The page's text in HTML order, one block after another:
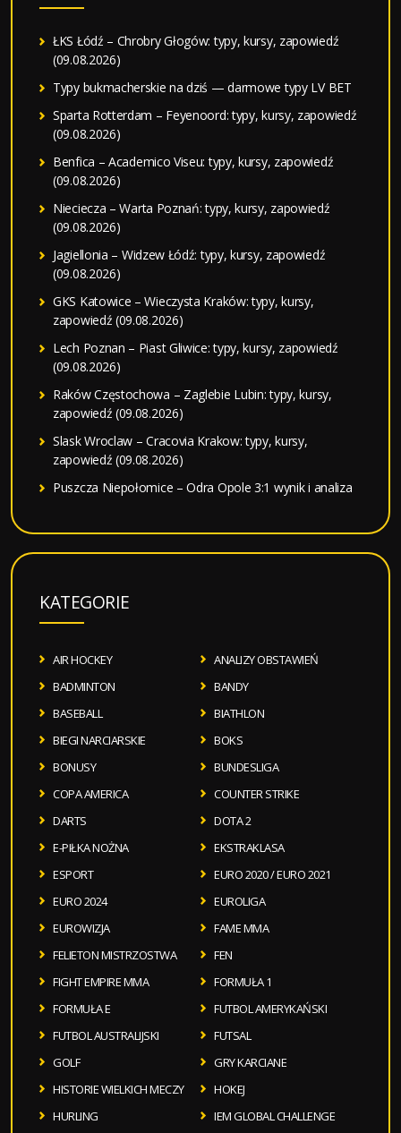
ŁKS Łódź – Chrobry Głogów: typy, kursy, zapowiedź
(09.08.2026)
Typy bukmacherskie na dziś — darmowe typy LV BET
Sparta Rotterdam – Feyenoord: typy, kursy, zapowiedź
(09.08.2026)
Benfica – Academico Viseu: typy, kursy, zapowiedź
(09.08.2026)
Nieciecza – Warta Poznań: typy, kursy, zapowiedź
(09.08.2026)
Jagiellonia – Widzew Łódź: typy, kursy, zapowiedź
(09.08.2026)
GKS Katowice – Wieczysta Kraków: typy, kursy,
zapowiedź (09.08.2026)
Lech Poznan – Piast Gliwice: typy, kursy, zapowiedź
(09.08.2026)
Raków Częstochowa – Zaglebie Lubin: typy, kursy,
zapowiedź (09.08.2026)
Slask Wroclaw – Cracovia Krakow: typy, kursy,
zapowiedź (09.08.2026)
Puszcza Niepołomice – Odra Opole 3:1 wynik i analiza
KATEGORIE
AIR HOCKEY
ANALIZY OBSTAWIEŃ
BADMINTON
BANDY
BASEBALL
BIATHLON
BIEGI NARCIARSKIE
BOKS
BONUSY
BUNDESLIGA
COPA AMERICA
COUNTER STRIKE
DARTS
DOTA 2
E-PIŁKA NOŻNA
EKSTRAKLASA
ESPORT
EURO 2020 / EURO 2021
EURO 2024
EUROLIGA
EUROWIZJA
FAME MMA
FELIETON MISTRZOSTWA
FEN
FIGHT EMPIRE MMA
FORMUŁA 1
FORMUŁA E
FUTBOL AMERYKAŃSKI
FUTBOL AUSTRALIJSKI
FUTSAL
GOLF
GRY KARCIANE
HISTORIE WIELKICH MECZY
HOKEJ
HURLING
IEM GLOBAL CHALLENGE